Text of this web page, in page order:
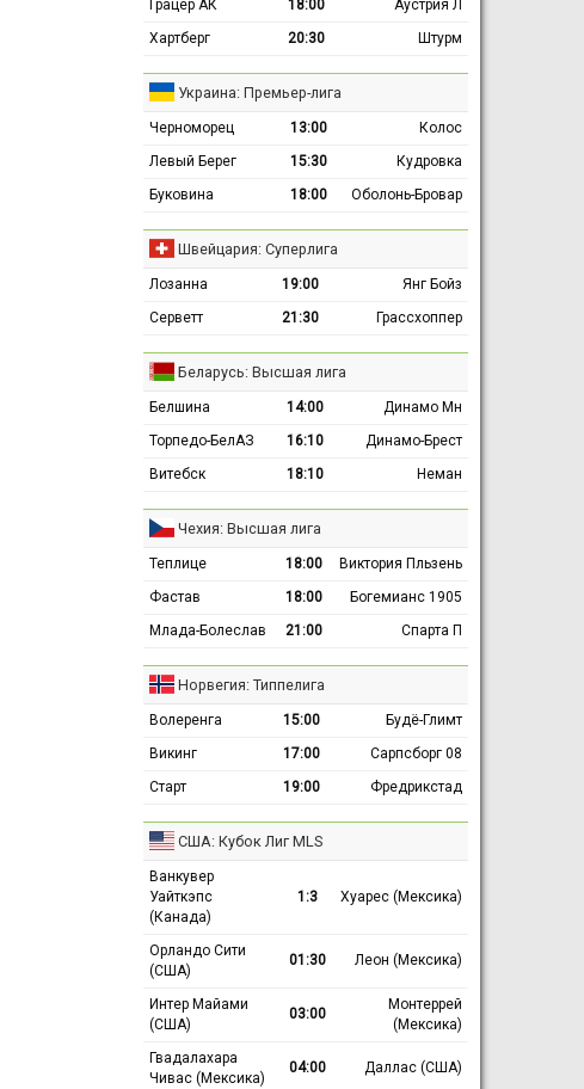
Грацер АК 18:00
Аустрия Л
Хартберг
20:30 Штурм
Украина: Премьер-лига
Черноморец 13:00
Колос
Левый Берег
15:30
Кудровка
Буковина
18:00 Оболонь-Бровар
Швейцария: Суперлига
Лозанна 19:00
Янг Бойз
Серветт
21:30 Грассхоппер
Беларусь: Высшая лига
Белшина 14:00
Динамо Мн
Торпедо-БелАЗ
16:10
Динамо-Брест
Витебск
18:10 Неман
Чехия: Высшая лига
Теплице 18:00
Виктория Пльзень
Фастав
18:00
Богемианс 1905
Млада-Болеслав
21:00 Спарта П
Норвегия: Типпелига
Волеренга 15:00
Будё-Глимт
Викинг
17:00
Сарпсборг 08
Старт
19:00 Фредрикстад
США: Кубок Лиг MLS
Ванкувер
Уайткэпс
(Канада)
1:3 Хуарес (Мексика)
Орландо Сити
(США)
01:30 Леон (Мексика)
Интер Майами
(США)
03:00
Монтеррей
(Мексика)
Гвадалахара
Чивас (Мексика)
04:00 Даллас (США)